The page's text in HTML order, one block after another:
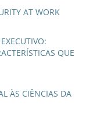
AT WORK
QUE
ÀS CIÊNCIAS DA